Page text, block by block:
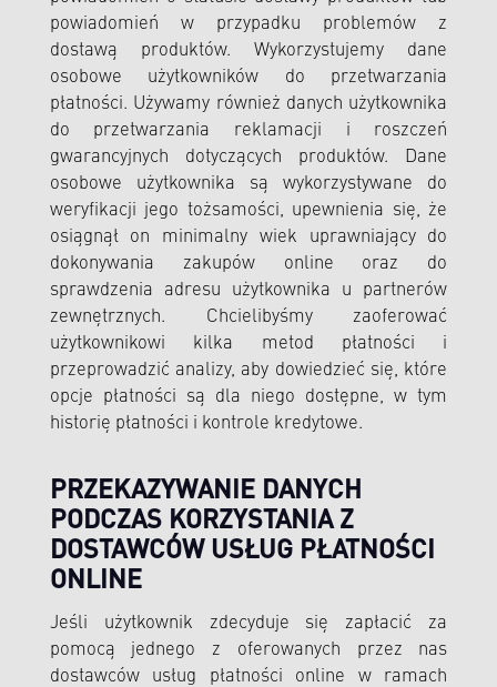
powiadomień w przypadku problemów z
dostawą produktów. Wykorzystujemy dane
osobowe użytkowników do przetwarzania
płatności. Używamy również danych użytkownika
do przetwarzania reklamacji i roszczeń
gwarancyjnych dotyczących produktów. Dane
osobowe użytkownika są wykorzystywane do
weryfikacji jego tożsamości, upewnienia się, że
osiągnął on minimalny wiek uprawniający do
dokonywania zakupów online oraz do
sprawdzenia adresu użytkownika u partnerów
zewnętrznych. Chcielibyśmy zaoferować
użytkownikowi kilka metod płatności i
przeprowadzić analizy, aby dowiedzieć się, które
opcje płatności są dla niego dostępne, w tym
historię płatności i kontrole kredytowe.
PRZEKAZYWANIE DANYCH
PODCZAS KORZYSTANIA Z
DOSTAWCÓW USŁUG PŁATNOŚCI
ONLINE
Jeśli użytkownik zdecyduje się zapłacić za
pomocą jednego z oferowanych przez nas
dostawców usług płatności online w ramach